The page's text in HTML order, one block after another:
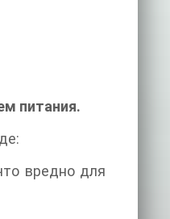
питания.
вредно для